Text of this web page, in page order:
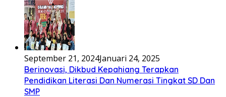
September 21, 2024Januari 24, 2025
Berinovasi, Dikbud Kepahiang Terapkan
Pendidikan Literasi Dan Numerasi Tingkat SD Dan
SMP